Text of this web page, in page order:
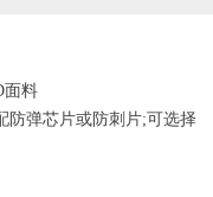
面料
防弹芯片或防刺片;可选择